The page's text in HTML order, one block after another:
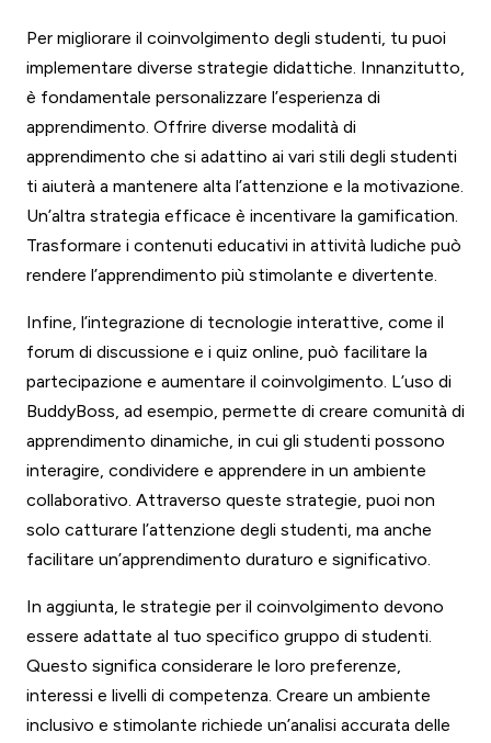
Per migliorare il coinvolgimento degli studenti, tu puoi
implementare diverse strategie didattiche. Innanzitutto,
è fondamentale personalizzare l’esperienza di
apprendimento. Offrire diverse modalità di
apprendimento che si adattino ai vari stili degli studenti
ti aiuterà a mantenere alta l’attenzione e la motivazione.
Un’altra strategia efficace è incentivare la gamification.
Trasformare i contenuti educativi in attività ludiche può
rendere l’apprendimento più stimolante e divertente.
Infine, l’integrazione di tecnologie interattive, come il
forum di discussione e i quiz online, può facilitare la
partecipazione e aumentare il coinvolgimento. L’uso di
BuddyBoss, ad esempio, permette di creare comunità di
apprendimento dinamiche, in cui gli studenti possono
interagire, condividere e apprendere in un ambiente
collaborativo. Attraverso queste strategie, puoi non
solo catturare l’attenzione degli studenti, ma anche
facilitare un’apprendimento duraturo e significativo.
In aggiunta, le strategie per il coinvolgimento devono
essere adattate al tuo specifico gruppo di studenti.
Questo significa considerare le loro preferenze,
interessi e livelli di competenza. Creare un ambiente
inclusivo e stimolante richiede un’analisi accurata delle